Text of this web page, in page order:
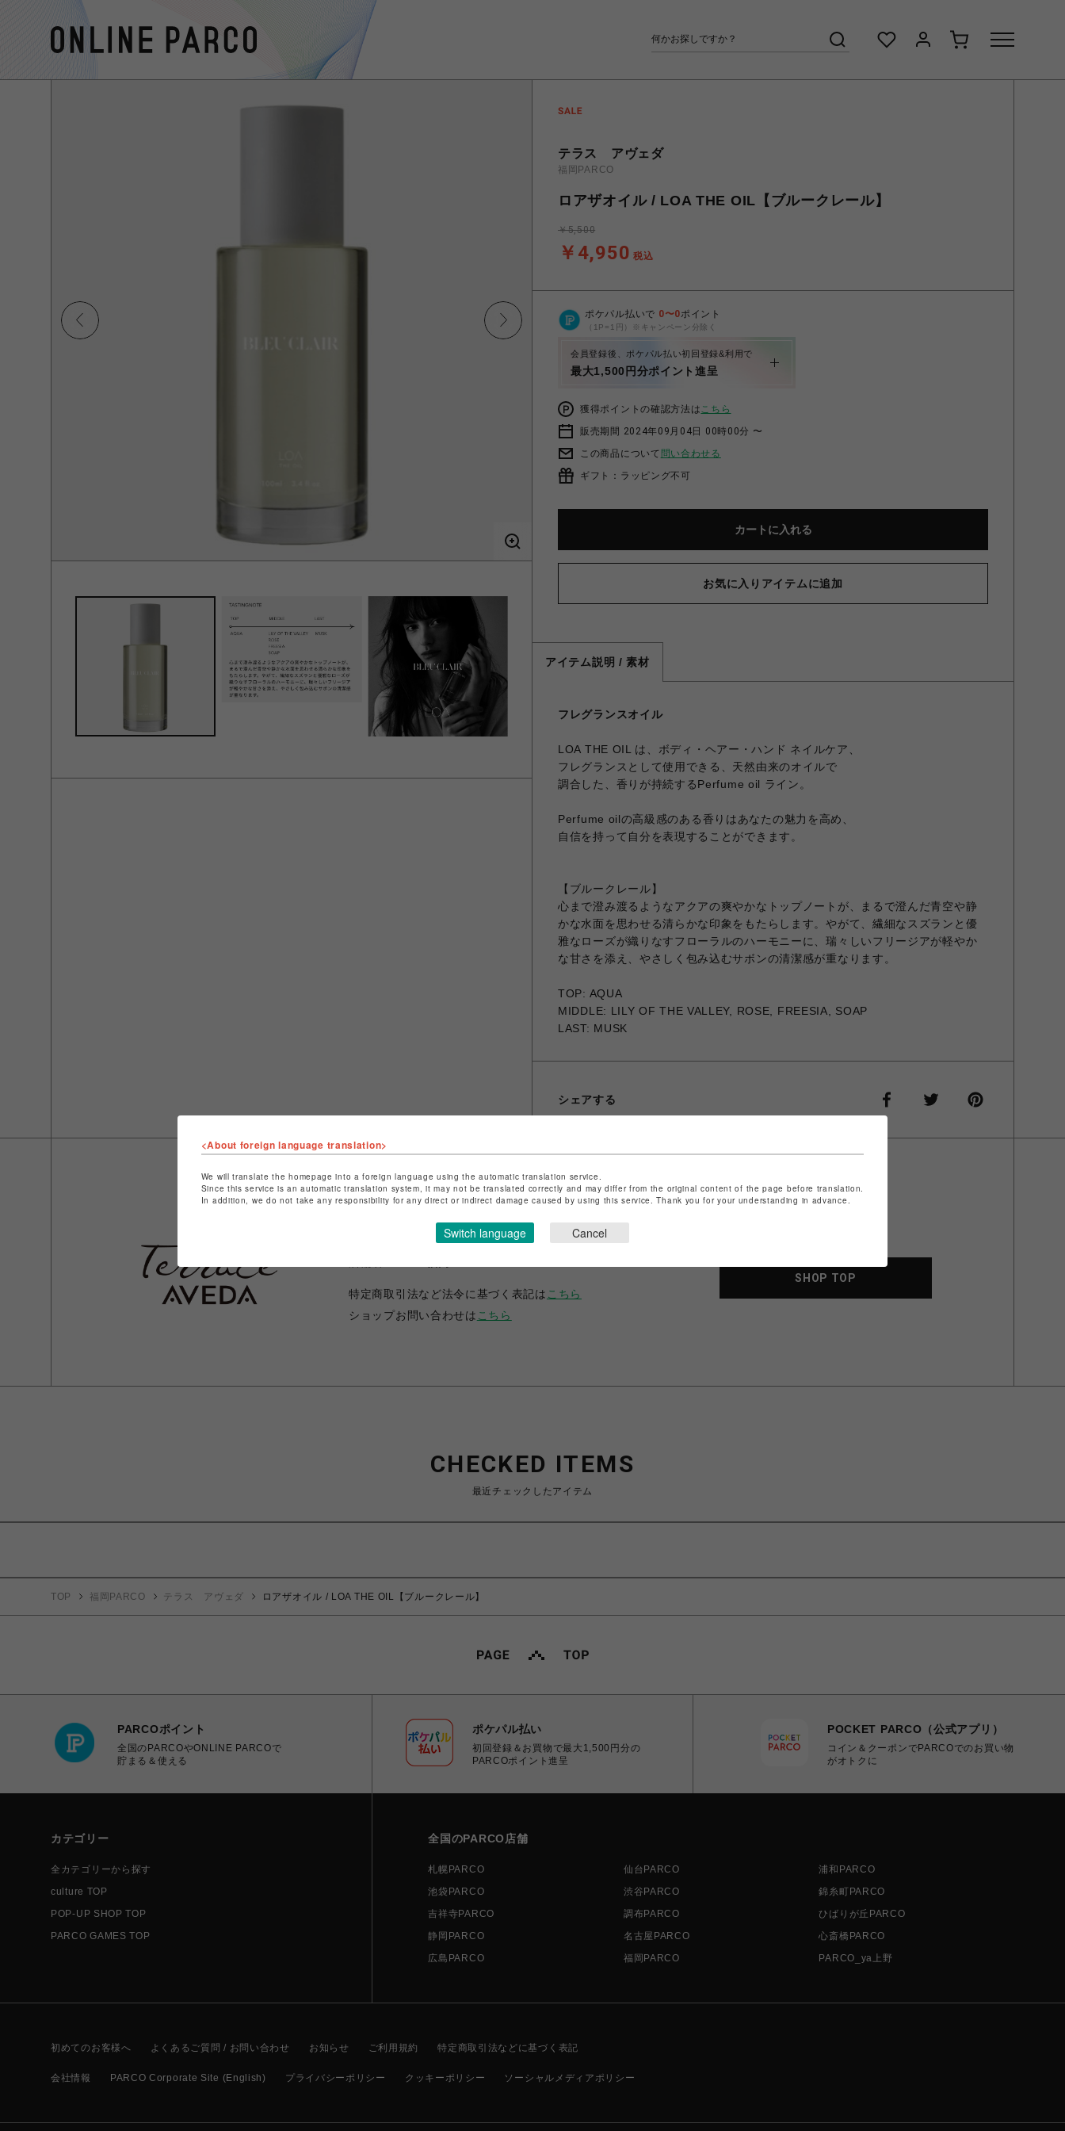
テラス アヴェダ
福岡PARCO
ロアザオイル / LOA THE OIL【ブルークレール】
￥4,950 税込
￥5,500
ポケパル払いで 0〜0ポイント
（1P=1円）※キャンペーン分除く
会員登録後、ポケパル払い初回登録&利用で
最大1,500円分ポイント進呈
獲得ポイントの確認方法はこちら
販売期間 2024年09月04日 00時00分 〜
この商品について 問い合わせる
ギフト：ラッピング不可
カートに入れる
お気に入りアイテムに追加
アイテム説明 / 素材
フレグランスオイル
LOA THE OIL は、ボディ・ヘアー・ハンド ネイルケア、
フレグランスとして使用できる、天然由来のオイルで
調合した、香りが持続するPerfume oil ライン。
Perfume oilの高級感のある香りはあなたの魅力を高め、
自信を持って自分を表現することができます。
【ブルークレール】
心まで澄み渡るようなアクアの爽やかなトップノートが、まるで澄んだ青空や静
かな水面を思わせる清らかな印象をもたらします。やがて、繊細なスズランと優
雅なローズが織りなすフローラルのハーモニーに、瑞々しいフリージアが軽やか
な甘さを添え、やさしく包み込むサボンの清潔感が重なります。
TOP: AQUA
MIDDLE: LILY OF THE VALLEY, ROSE, FREESIA, SOAP
LAST: MUSK
シェアする
テラス アヴェダ
特定商取引法など法令に基づく表記は こちら
ショップお問い合わせは こちら
SHOP TOP
CHECKED ITEMS
最近チェックしたアイテム
TOP 福岡PARCO テラス アヴェダ ロアザオイル / LOA THE OIL【ブルークレール】
PARCOポイント
全国のPARCOやONLINE PARCOで
貯まる＆使える
ポケパル払い
初回登録＆お買物で最大1,500円分の
PARCOポイント進呈
POCKET PARCO（公式アプリ）
コイン＆クーポンでPARCOでのお買い物
がオトクに
カテゴリー
全カテゴリーから探す
culture TOP
POP-UP SHOP TOP
PARCO GAMES TOP
全国のPARCO店舗
札幌PARCO 仙台PARCO
浦和PARCO
池袋PARCO
渋谷PARCO
錦糸町PARCO
吉祥寺PARCO
調布PARCO
ひばりが丘PARCO
静岡PARCO
名古屋PARCO
心斎橋PARCO
広島PARCO
福岡PARCO PARCO_ya上野
初めてのお客様へ よくあるご質問 / お問い合わせ お知らせ ご利用規約 特定商取引法などに基づく表記
会社情報 PARCO Corporate Site (English) プライバシーポリシー クッキーポリシー ソーシャルメディアポリシー
<About foreign language translation>
We will translate the homepage into a foreign language using the automatic translation service.
Since this service is an automatic translation system, it may not be translated correctly and may differ from the original content of the page before translation.
In addition, we do not take any responsibility for any direct or indirect damage caused by using this service. Thank you for your understanding in advance.
Switch language Cancel